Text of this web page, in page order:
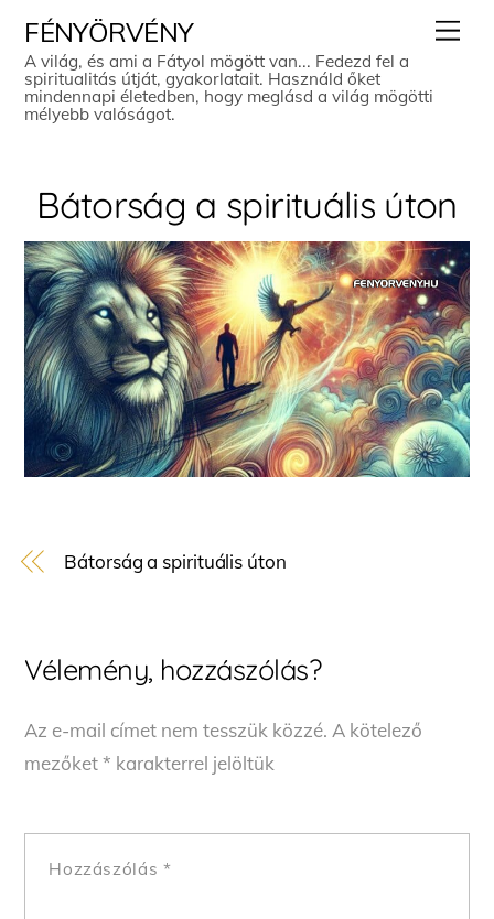
content
FÉNYÖRVÉNY
A világ, és ami a Fátyol mögött van... Fedezd fel a
spiritualitás útját, gyakorlatait. Használd őket
mindennapi életedben, hogy meglásd a világ mögötti
mélyebb valóságot.
Bátorság a spirituális úton
Bátorság a spirituális úton
Vélemény, hozzászólás?
Az e-mail címet nem tesszük közzé. A kötelező
mezőket* karakterrel jelöltük
Hozzászólás *